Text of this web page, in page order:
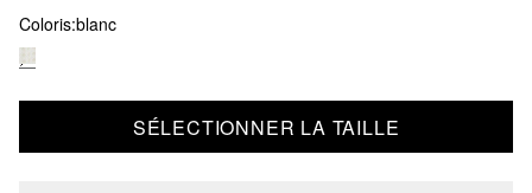
Coloris:blanc
SÉLECTIONNER LA TAILLE